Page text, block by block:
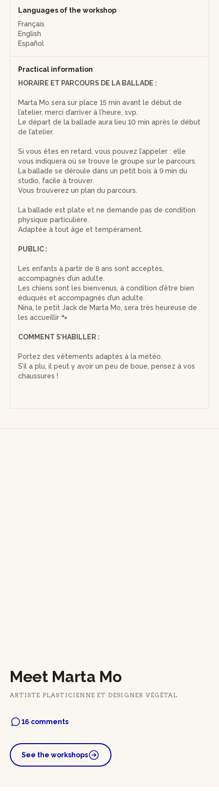
Languages of the workshop
Français
English
Español
Practical information
HORAIRE ET PARCOURS DE LA BALLADE :
Marta Mo sera sur place 15 min avant le début de
l’atelier, merci d’arriver à l’heure, svp.
Le départ de la ballade aura lieu 10 min après le début
de l’atelier.
Si vous êtes en retard, vous pouvez l’appeler : elle
vous indiquera où se trouve le groupe sur le parcours.
La ballade se déroule dans un petit bois à 9 min du
studio, facile à trouver.
Vous trouverez un plan du parcours.
La ballade est plate et ne demande pas de condition
physique particulière.
Adaptée à tout âge et tempérament.
PUBLIC :
Les enfants à partir de 8 ans sont acceptés,
accompagnés d’un adulte.
Les chiens sont les bienvenus, à condition d’être bien
éduqués et accompagnés d’un adulte.
Nina, le petit Jack de Marta Mo, sera très heureuse de
les accueillir 🐾
COMMENT S’HABILLER :
Portez des vêtements adaptés à la météo.
S’il a plu, il peut y avoir un peu de boue, pensez à vos
chaussures !
Meet Marta Mo
ARTISTE PLASTICIENNE ET DESIGNER VÉGÉTAL
16 comments
See the workshops